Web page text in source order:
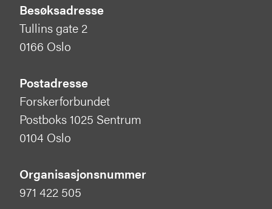
Besøksadresse
Tullins gate 2
0166 Oslo
Postadresse
Forskerforbundet
Postboks 1025 Sentrum
0104 Oslo
Organisasjonsnummer
971 422 505